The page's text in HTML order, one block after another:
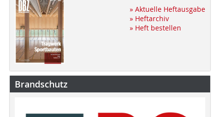
» Aktuelle Heftausgabe
» Heftarchiv
» Heft bestellen
Brandschutz